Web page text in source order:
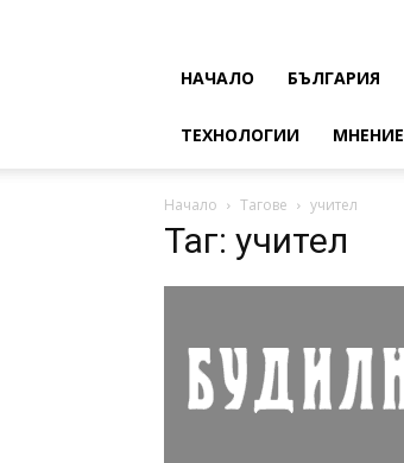
НАЧАЛО БЪЛГАРИЯ
ТЕХНОЛОГИИ МНЕНИЕ
Начало Тагове учител
Таг: учител